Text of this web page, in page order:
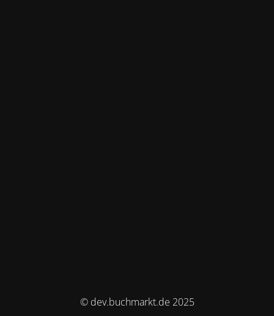
© dev.buchmarkt.de 2025